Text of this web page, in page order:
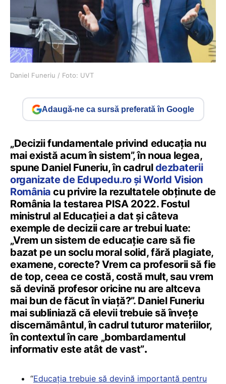
Daniel Funeriu / Foto: UVT
Adaugă-ne ca sursă preferată în Google
„Decizii fundamentale privind educația nu
mai există acum în sistem”, în noua legea,
spune Daniel Funeriu, în cadruldezbaterii
organizate de Edupedu.ro și World Vision
România cu privire la rezultatele obținute de
România la testarea PISA 2022. Fostul
ministrul al Educației a dat și câteva
exemple de decizii care ar trebui luate:
„Vrem un sistem de educație care să fie
bazat pe un soclu moral solid, fără plagiate,
examene, corecte? Vrem ca profesorii să fie
de top, ceea ce costă, costă mult, sau vrem
să devină profesor oricine nu are altceva
mai bun de făcut în viață?”. Daniel Funeriu
mai subliniază că elevii trebuie să învețe
discernământul, în cadrul tuturor materiilor,
în contextul în care „bombardamentul
informativ este atât de vast”.
“Educația trebuie să devină importantă pentru